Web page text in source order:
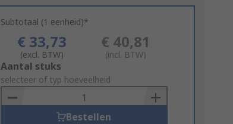
Subtotaal (1 eenheid)*
€ 33,73
(excl. BTW)
€ 40,81
(incl. BTW)
Add
to
Basket
Aantal stuks
selecteer of typ hoeveelheid
Bestellen